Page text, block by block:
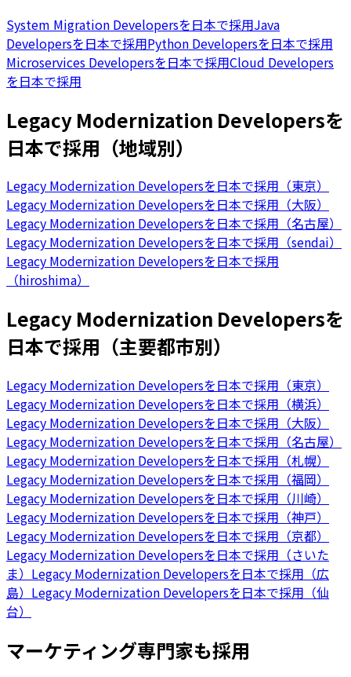
System Migration Developersを日本で採用Java
Developersを日本で採用Python Developersを日本で採用
Microservices Developersを日本で採用Cloud Developers
を日本で採用
Legacy Modernization Developersを
日本で採用（地域別）
Legacy Modernization Developersを日本で採用（東京）
Legacy Modernization Developersを日本で採用（大阪）
Legacy Modernization Developersを日本で採用（名古屋）
Legacy Modernization Developersを日本で採用（sendai）
Legacy Modernization Developersを日本で採用
（hiroshima）
Legacy Modernization Developersを
日本で採用（主要都市別）
Legacy Modernization Developersを日本で採用（東京）
Legacy Modernization Developersを日本で採用（横浜）
Legacy Modernization Developersを日本で採用（大阪）
Legacy Modernization Developersを日本で採用（名古屋）
Legacy Modernization Developersを日本で採用（札幌）
Legacy Modernization Developersを日本で採用（福岡）
Legacy Modernization Developersを日本で採用（川崎）
Legacy Modernization Developersを日本で採用（神戸）
Legacy Modernization Developersを日本で採用（京都）
Legacy Modernization Developersを日本で採用（さいた
ま） Legacy Modernization Developersを日本で採用（広
島） Legacy Modernization Developersを日本で採用（仙
台）
マーケティング専門家も採用